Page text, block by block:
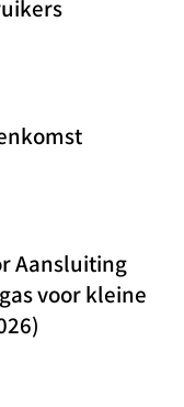
Aansluiting
voor kleine